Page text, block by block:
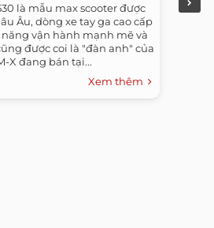
là mẫu max scooter được
Âu, dòng xe tay ga cao cấp
vận hành mạnh mẽ và
được coi là "đàn anh" của
X đang bán tại...
Xem thêm